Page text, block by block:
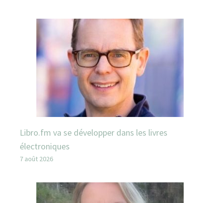
Libro.fm va se développer dans les livres
électroniques
7 août 2026